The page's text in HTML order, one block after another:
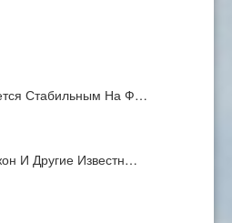
Стабильным На Ф…
И Другие Известн…